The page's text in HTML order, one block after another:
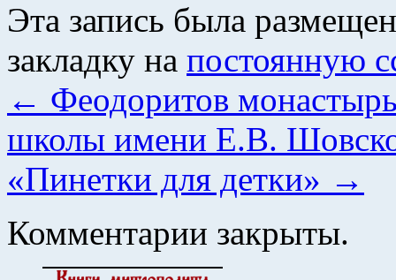
Эта запись была
закладку на постоянную
← Феодоритов
школы имени Е.В.
«Пинетки для детки» →
Комментарии закрыты.